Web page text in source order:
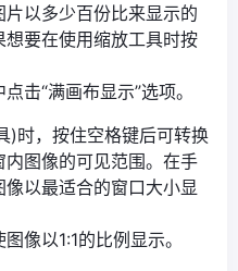
以多少百份比来显示的
要在使用缩放工具时按
击“满画布显示”选项。
)时，按住空格键后可转换
图像的可见范围。在手
以最适合的窗口大小显
像以1:1的比例显示。